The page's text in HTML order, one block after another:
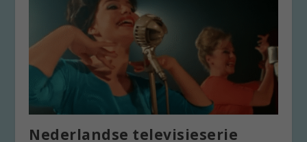
Nederlandse televisieserie